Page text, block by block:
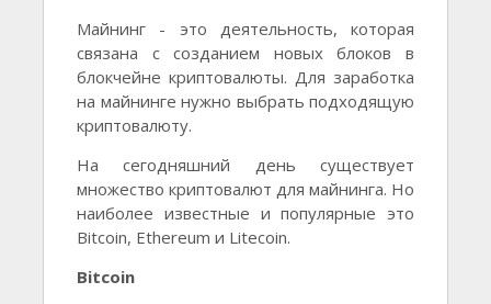
Майнинг - это деятельность, которая
связана с созданием новых блоков в
блокчейне криптовалюты. Для заработка
на майнинге нужно выбрать подходящую
криптовалюту.
На сегодняшний день существует
множество криптовалют для майнинга. Но
наиболее известные и популярные это
Bitcoin, Ethereum и Litecoin.
Bitcoin